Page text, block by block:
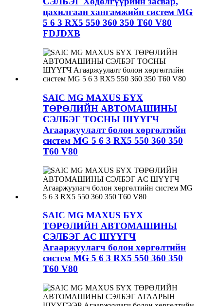
цахилгаан хангамжийн систем MG
5 6 3 RX5 550 360 350 T60 V80
FDJDXB
SAIC MG MAXUS БҮХ
ТӨРӨЛИЙН АВТОМАШИНЫ
СЭЛБЭГ ТОСНЫ ШҮҮГЧ
Агааржуулалт болон хөргөлтийн
систем MG 5 6 3 RX5 550 360 350
T60 V80
SAIC MG MAXUS БҮХ
ТӨРӨЛИЙН АВТОМАШИНЫ
СЭЛБЭГ AC ШҮҮГЧ
Агааржуулагч болон хөргөлтийн
систем MG 5 6 3 RX5 550 360 350
T60 V80